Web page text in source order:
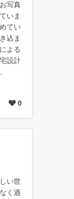
写真
いま
てい
込ま
よる
設計
0
い世
く過